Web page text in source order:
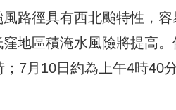
路徑具有西北颱特性，
地區積淹水風險將提高
7月10日約為上午4時40